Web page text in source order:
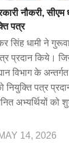
नौकरी, सीएम
पत्र
सिंह धामी ने
प्रदान किये।
विभाग के
नियुक्ति पत्र
अभ्यर्थियों को
14, 2026